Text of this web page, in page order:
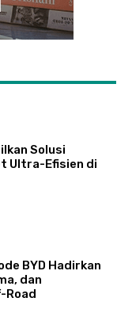
Solusi
Ultra-Efisien di
BYD Hadirkan
dan
Road